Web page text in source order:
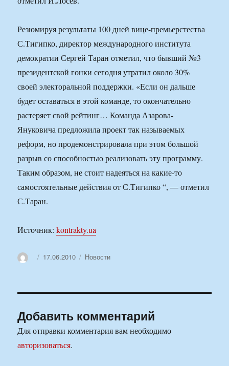
Резюмируя результаты 100 дней вице-премьерстества
С.Тигипко, директор международного института
демократии Сергей Таран отметил, что бывший №3
президентской гонки сегодня утратил около 30%
своей электоральной поддержки. «Если он дальше
будет оставаться в этой команде, то окончательно
растеряет свой рейтинг… Команда Азарова-
Януковича предложила проект так называемых
реформ, но продемонстрировала при этом большой
разрыв со способностью реализовать эту программу.
Таким образом, не стоит надеяться на какие-то
самостоятельные действия от С.Тигипко “, — отметил
С.Таран.
Источник:kontrakty.ua
АвторОпубликовано
17.06.2010 Рубрики
Новости
Добавить комментарий
Для отправки комментария вам необходимо
авторизоваться.